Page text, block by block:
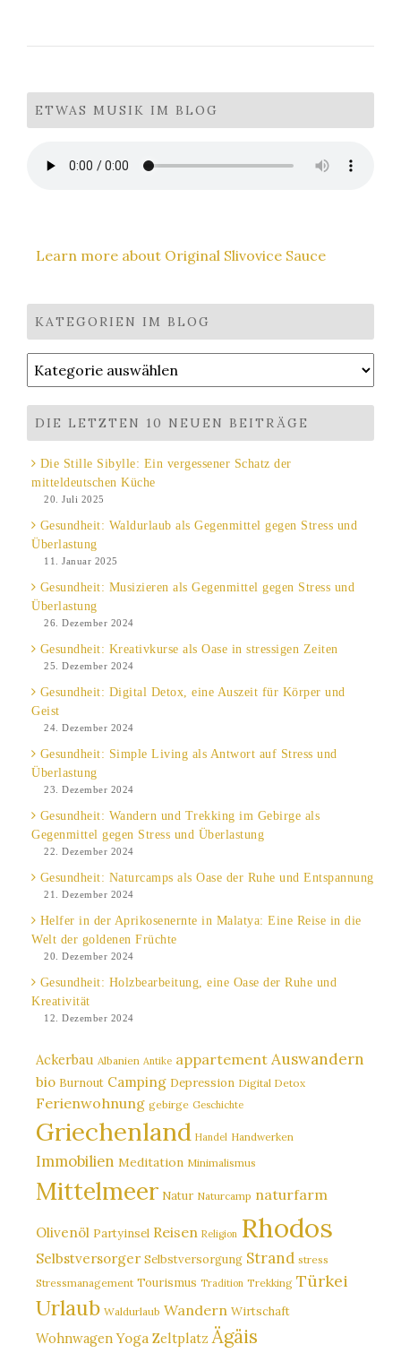
ETWAS MUSIK IM BLOG
Learn more about Original Slivovice Sauce
KATEGORIEN IM BLOG
Kategorien
im
Blog
DIE LETZTEN 10 NEUEN BEITRÄGE
Die Stille Sibylle: Ein vergessener Schatz der
mitteldeutschen Küche
20. Juli 2025
Gesundheit: Waldurlaub als Gegenmittel gegen Stress und
Überlastung
11. Januar 2025
Gesundheit: Musizieren als Gegenmittel gegen Stress und
Überlastung
26. Dezember 2024
Gesundheit: Kreativkurse als Oase in stressigen Zeiten
25. Dezember 2024
Gesundheit: Digital Detox, eine Auszeit für Körper und
Geist
24. Dezember 2024
Gesundheit: Simple Living als Antwort auf Stress und
Überlastung
23. Dezember 2024
Gesundheit: Wandern und Trekking im Gebirge als
Gegenmittel gegen Stress und Überlastung
22. Dezember 2024
Gesundheit: Naturcamps als Oase der Ruhe und Entspannung
21. Dezember 2024
Helfer in der Aprikosenernte in Malatya: Eine Reise in die
Welt der goldenen Früchte
20. Dezember 2024
Gesundheit: Holzbearbeitung, eine Oase der Ruhe und
Kreativität
12. Dezember 2024
Ackerbau Albanien Antike appartement Auswandern
bio Burnout Camping Depression Digital Detox
Ferienwohnung gebirge Geschichte
Griechenland Handel Handwerken
Immobilien Meditation Minimalismus
Mittelmeer Natur Naturcamp naturfarm
Olivenöl Partyinsel Reisen Religion Rhodos
Selbstversorger Selbstversorgung Strand stress
Stressmanagement Tourismus Tradition Trekking Türkei
Urlaub Waldurlaub Wandern Wirtschaft
Wohnwagen Yoga Zeltplatz Ägäis